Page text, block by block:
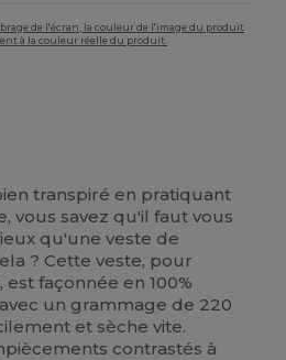
de l'écran, la couleur de l'image du produit
à la couleur réelle du produit.
transpiré en pratiquant
vous savez qu'il faut vous
qu'une veste de
? Cette veste, pour
façonnée en 100%
un grammage de 220
et sèche vite.
contrastés à